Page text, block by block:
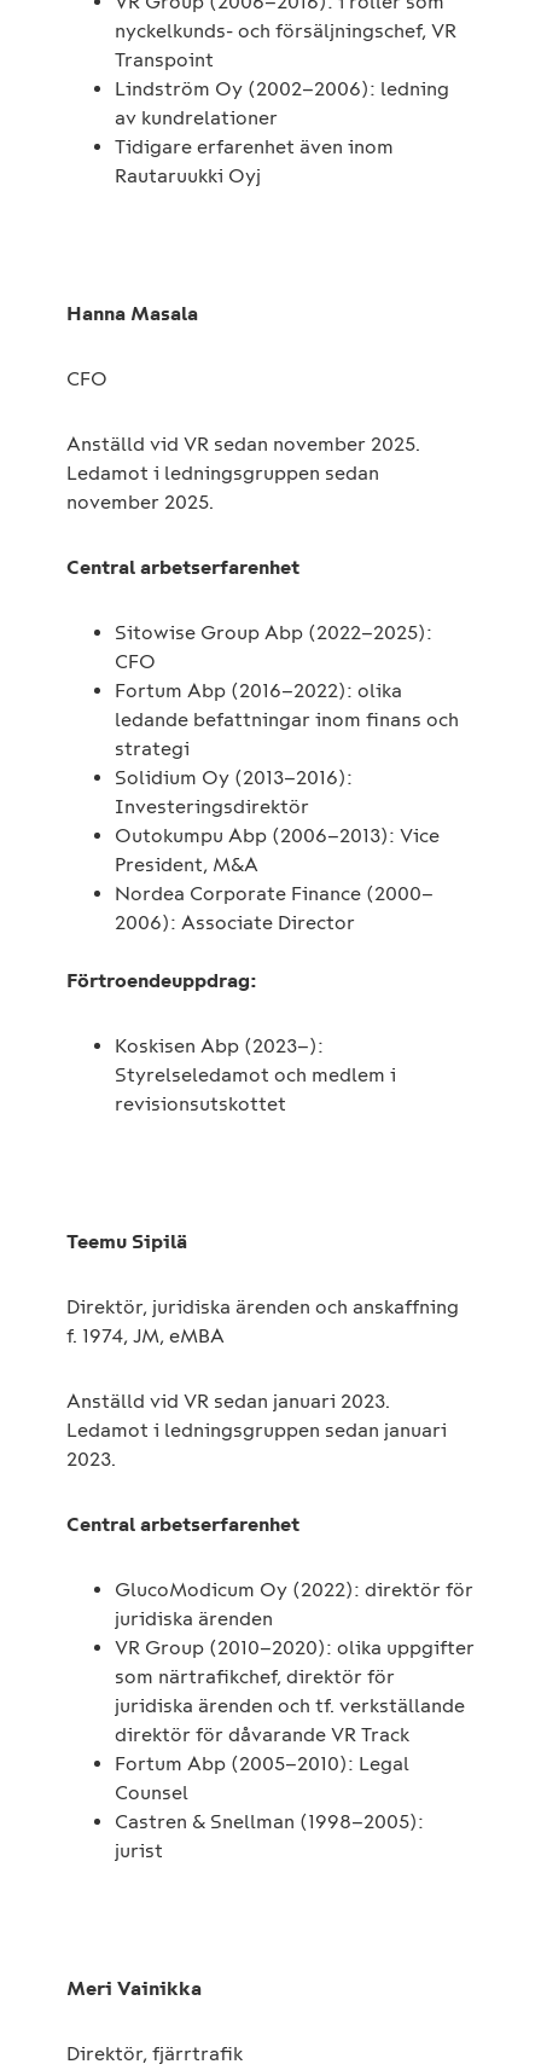
nyckelkunds- och försäljningschef, VR
Transpoint
Lindström Oy (2002–2006): ledning
av kundrelationer
Tidigare erfarenhet även inom
Rautaruukki Oyj
Hanna Masala
CFO
Anställd vid VR sedan november 2025.
Ledamot i ledningsgruppen sedan
november 2025.
Central arbetserfarenhet
Sitowise Group Abp (2022–2025):
CFO
Fortum Abp (2016–2022): olika
ledande befattningar inom finans och
strategi
Solidium Oy (2013–2016):
Investeringsdirektör
Outokumpu Abp (2006–2013): Vice
President, M&A
Nordea Corporate Finance (2000–
2006): Associate Director
Förtroendeuppdrag:
Koskisen Abp (2023–):
Styrelseledamot och medlem i
revisionsutskottet
Teemu Sipilä
Direktör, juridiska ärenden och anskaffning
f. 1974, JM, eMBA
Anställd vid VR sedan januari 2023.
Ledamot i ledningsgruppen sedan januari
2023.
Central arbetserfarenhet
GlucoModicum Oy (2022): direktör för
juridiska ärenden
VR Group (2010–2020): olika uppgifter
som närtrafikchef, direktör för
juridiska ärenden och tf. verkställande
direktör för dåvarande VR Track
Fortum Abp (2005–2010): Legal
Counsel
Castren & Snellman (1998–2005):
jurist
Meri Vainikka
Direktör, fjärrtrafik